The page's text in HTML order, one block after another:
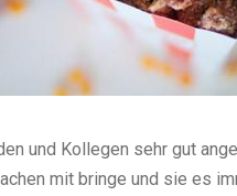
und Kollegen sehr gut
mit bringe und sie es